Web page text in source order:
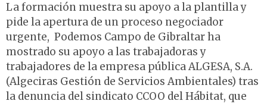
La formación muestra su apoyo a la plantilla y
pide la apertura de un proceso negociador
urgente, Podemos Campo de Gibraltar ha
mostrado su apoyo a las trabajadoras y
trabajadores de la empresa pública ALGESA, S.A.
(Algeciras Gestión de Servicios Ambientales) tras
la denuncia del sindicato CCOO del Hábitat, que